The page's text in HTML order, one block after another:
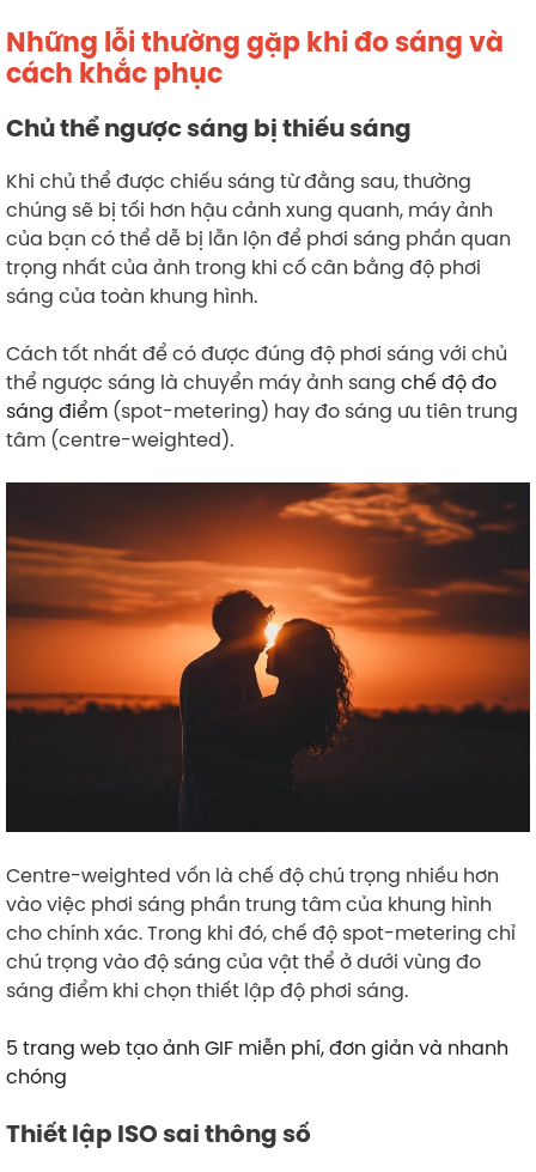
Những lỗi thường gặp khi đo sáng và
cách khắc phục
Chủ thể ngược sáng bị thiếu sáng
Khi chủ thể được chiếu sáng từ đằng sau, thường
chúng sẽ bị tối hơn hậu cảnh xung quanh, máy ảnh
của bạn có thể dễ bị lẫn lộn để phơi sáng phần quan
trọng nhất của ảnh trong khi cố cân bằng độ phơi
sáng của toàn khung hình.
Cách tốt nhất để có được đúng độ phơi sáng với chủ
thể ngược sáng là chuyển máy ảnh sang chế độ đo
sáng điểm (spot-metering) hay đo sáng ưu tiên trung
tâm (centre-weighted).
Centre-weighted vốn là chế độ chú trọng nhiều hơn
vào việc phơi sáng phần trung tâm của khung hình
cho chính xác. Trong khi đó, chế độ spot-metering chỉ
chú trọng vào độ sáng của vật thể ở dưới vùng đo
sáng điểm khi chọn thiết lập độ phơi sáng.
5 trang web tạo ảnh GIF miễn phí, đơn giản và nhanh
chóng
Thiết lập ISO sai thông số